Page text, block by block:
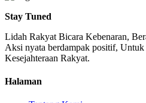
Stay Tuned
Lidah Rakyat Bicara Kebenaran,
Aksi nyata berdampak positif, Untuk
Kesejahteraan Rakyat.
Halaman